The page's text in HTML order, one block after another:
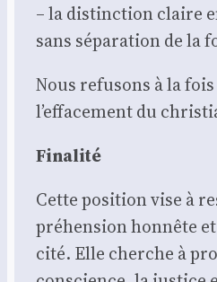
– la dis­tinc­tion claire
sans sépa­ra­tion de la
Nous refu­sons à la
l’effacement du
Fina­li­té
Cette posi­tion vise à
pré­hen­sion hon­nête
ci­té. Elle cherche à